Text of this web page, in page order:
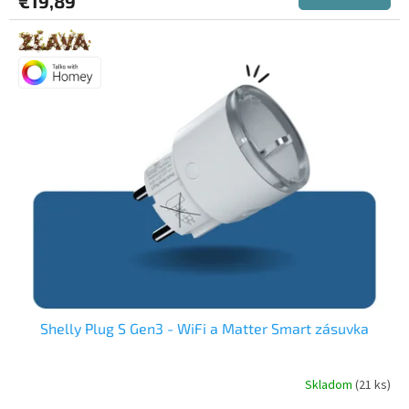
3,7
z
5
hviezdičiek.
Shelly Plug S Gen3 - WiFi a Matter Smart zásuvka
Skladom(21 ks)